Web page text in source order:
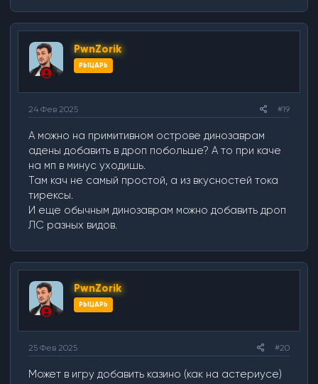
и
:
PwnZorik
РЫЦАРЬ
24 Фев 2025 #19
А можно на примитивном острове динозаврам
адены добавить в дроп побольше? А то при каче
на мп в минус уходишь.
Там кач не самый простой, а из вкусностей тока
тирексы.
И еще обычным динозаврам можно добавить дроп
ЛС разных видов.
PwnZorik
РЫЦАРЬ
25 Фев 2025 #20
Может в игру добавить казино (как на астериусе)